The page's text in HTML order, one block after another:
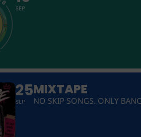
SEP
25
SEP
MIXTAPE
NO SKIP SONGS. ONLY